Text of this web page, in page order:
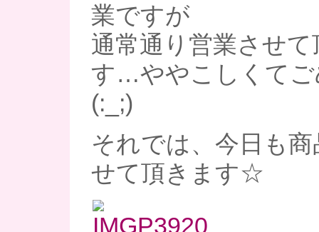
業ですが
通常通り営業させ
す…ややこしくてご
(:_;)
それでは、今日も
せて頂きます☆